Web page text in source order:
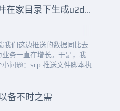
解决dos2unix/unix2dos报错，并在家目录下生成u2dtmp*文件问题
我们这边推送的数据同比去
务一直在增长。于是，我
问题：scp 推送文件脚本执
备不时之需